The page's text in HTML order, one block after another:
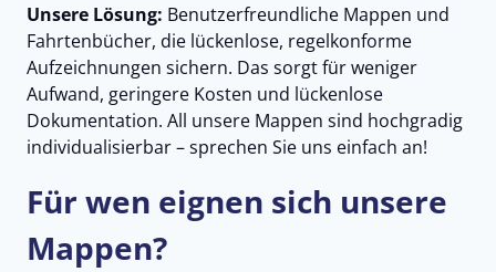
Unsere Lösung: Benutzerfreundliche Mappen und
Fahrtenbücher, die lückenlose, regelkonforme
Aufzeichnungen sichern. Das sorgt für weniger
Aufwand, geringere Kosten und lückenlose
Dokumentation. All unsere Mappen sind hochgradig
individualisierbar – sprechen Sie uns einfach an!
Für wen eignen sich unsere
Mappen?